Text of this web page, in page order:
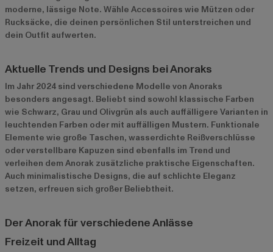
moderne, lässige Note. Wähle Accessoires wie Mützen oder
Rucksäcke, die deinen persönlichen Stil unterstreichen und
dein Outfit aufwerten.
Aktuelle Trends und Designs bei Anoraks
Im Jahr 2024 sind verschiedene Modelle von Anoraks
besonders angesagt. Beliebt sind sowohl klassische Farben
wie Schwarz, Grau und Olivgrün als auch auffälligere Varianten in
leuchtenden Farben oder mit auffälligen Mustern. Funktionale
Elemente wie große Taschen, wasserdichte Reißverschlüsse
oder verstellbare Kapuzen sind ebenfalls im Trend und
verleihen dem Anorak zusätzliche praktische Eigenschaften.
Auch minimalistische Designs, die auf schlichte Eleganz
setzen, erfreuen sich großer Beliebtheit.
Der Anorak für verschiedene Anlässe
Freizeit und Alltag